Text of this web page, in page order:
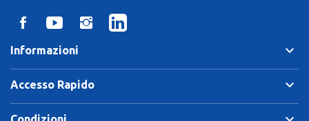
Informazioni keyboard_arrow_down
Accesso Rapido keyboard_arrow_down